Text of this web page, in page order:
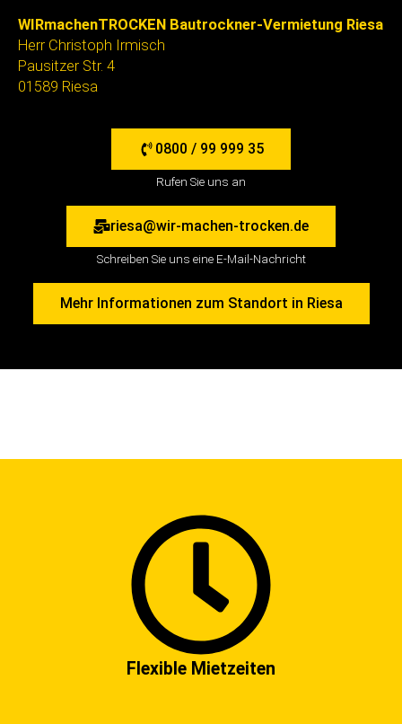
WIRmachenTROCKEN Bautrockner-Vermietung Riesa
Herr Christoph Irmisch
Pausitzer Str. 4
01589 Riesa
0800 / 99 999 35
Rufen Sie uns an
riesa@wir-machen-trocken.de
Schreiben Sie uns eine E-Mail-Nachricht
Mehr Informationen zum Standort in Riesa
Flexible Mietzeiten